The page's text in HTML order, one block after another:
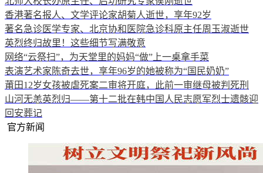
香港著名报人、文学评论家胡菊人逝世，享年92岁
著名急诊医学专家、北京协和医院急诊科原主任周玉淑逝世
英烈终归故里！这些细节写满敬意
网络“云祭扫”，为天堂里的妈妈“做”上一桌拿手菜
表演艺术家陈奇去世，享年96岁的她被称为“国民奶奶”
莆田12岁女孩被虐死案二审将开庭，此前一审继母被判死刑
山河无恙英烈归——第十二批在韩中国人民志愿军烈士遗骸迎
回安葬记
官方新闻